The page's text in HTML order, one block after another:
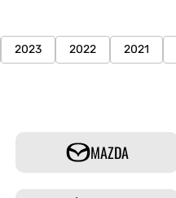
2023 2022 2021
MAZDA